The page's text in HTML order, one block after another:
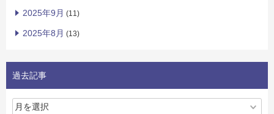
2025年9月 (11)
2025年8月 (13)
過去記事